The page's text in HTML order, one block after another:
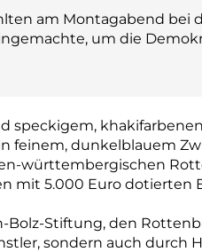
am Montagabend bei
um die
speckigem,
feinem, dunkelblauem
württembergischen
mit 5.000 Euro dotierten
Bolz-Stiftung, den
sondern auch durch